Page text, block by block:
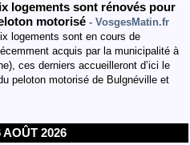
logements sont rénovés pour
motorisé - VosgesMatin.fr
logements sont en cours de
acquis par la municipalité à
ces derniers accueilleront d’ici le
peloton motorisé de Bulgnéville et
AOÛT 2026